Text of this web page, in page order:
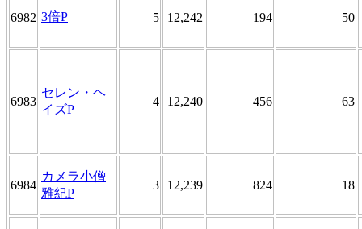
6982 3倍P 5 12,242 194 50
6983
セレン・ヘ
イズP
4 12,240 456 63
6984
カメラ小僧
雅紀P
3 12,239 824 18